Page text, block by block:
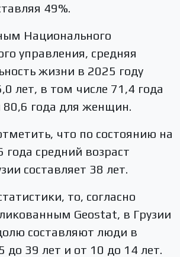
49%.
Национального
управления, средняя
жизни в 2025 году
лет, в том числе 71,4 года
года для женщин.
что по состоянию на
года средний возраст
составляет 38 лет.
то, согласно
Geostat, в Грузии
составляют люди в
до 39 лет и от 10 до 14 лет.